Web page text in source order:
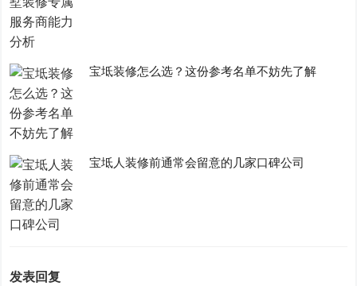
宝坻装修怎么选？这份参考名单不妨先了解
宝坻人装修前通常会留意的几家口碑公司
发表回复